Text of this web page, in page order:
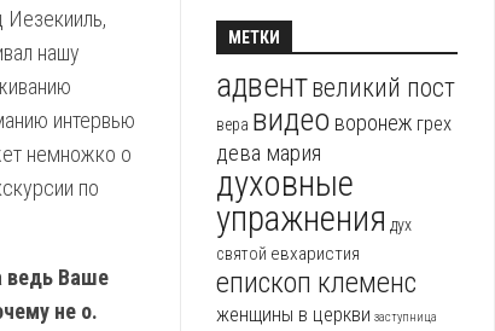
Иезекииль,
нашу
интервью
немножко о
по
ведь Ваше
не о.
МЕТКИ
адвентвеликий пост
вера видео воронеж грех
дева мария
духовные
упражнения дух
святой евхаристия
епископ клеменс
женщины в церкви заступница